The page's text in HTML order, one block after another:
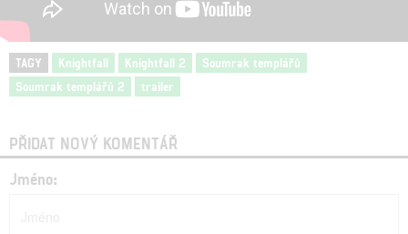
TAGY Knightfall Knightfall 2
Soumrak templářů
Soumrak templářů 2
trailer
PŘIDAT NOVÝ KOMENTÁŘ
Jméno: